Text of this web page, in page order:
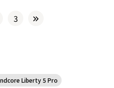
3
Liberty 5 Pro